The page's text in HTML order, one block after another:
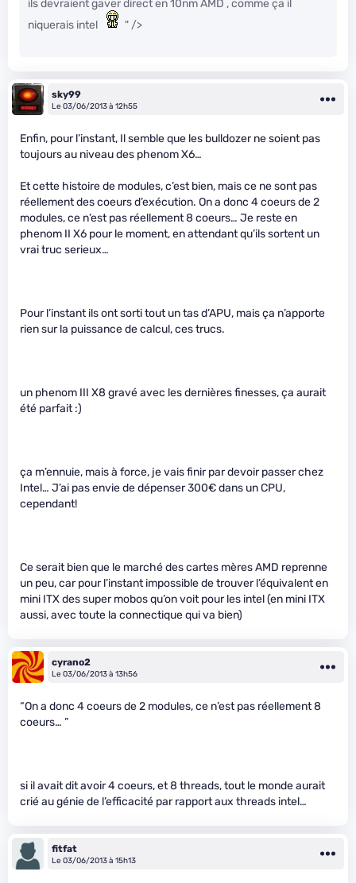
ils devraient gaver direct en 10nm AMD , comme ça il
niquerais intel
" />
sky99
Le 03/06/2013 à 12h55
Enfin, pour l’instant, Il semble que les bulldozer ne soient pas
toujours au niveau des phenom X6…
Et cette histoire de modules, c’est bien, mais ce ne sont pas
réellement des coeurs d’exécution. On a donc 4 coeurs de 2
modules, ce n’est pas réellement 8 coeurs… Je reste en
phenom II X6 pour le moment, en attendant qu’ils sortent un
vrai truc serieux…
Pour l’instant ils ont sorti tout un tas d’APU, mais ça n’apporte
rien sur la puissance de calcul, ces trucs.
un phenom III X8 gravé avec les dernières finesses, ça aurait
été parfait :)
ça m’ennuie, mais à force, je vais finir par devoir passer chez
Intel… J’ai pas envie de dépenser 300€ dans un CPU,
cependant!
Ce serait bien que le marché des cartes mères AMD reprenne
un peu, car pour l’instant impossible de trouver l’équivalent en
mini ITX des super mobos qu’on voit pour les intel (en mini ITX
aussi, avec toute la connectique qui va bien)
cyrano2
Le 03/06/2013 à 13h56
“On a donc 4 coeurs de 2 modules, ce n’est pas réellement 8
coeurs… ”
si il avait dit avoir 4 coeurs, et 8 threads, tout le monde aurait
crié au génie de l’efficacité par rapport aux threads intel…
fitfat
Le 03/06/2013 à 15h13